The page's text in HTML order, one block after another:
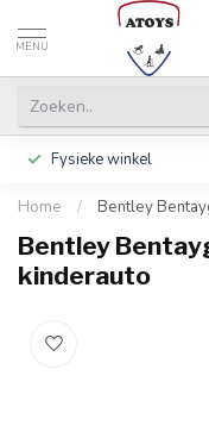
MENU
Fysieke winkel
Home / Bentley
Bentley
kinderauto